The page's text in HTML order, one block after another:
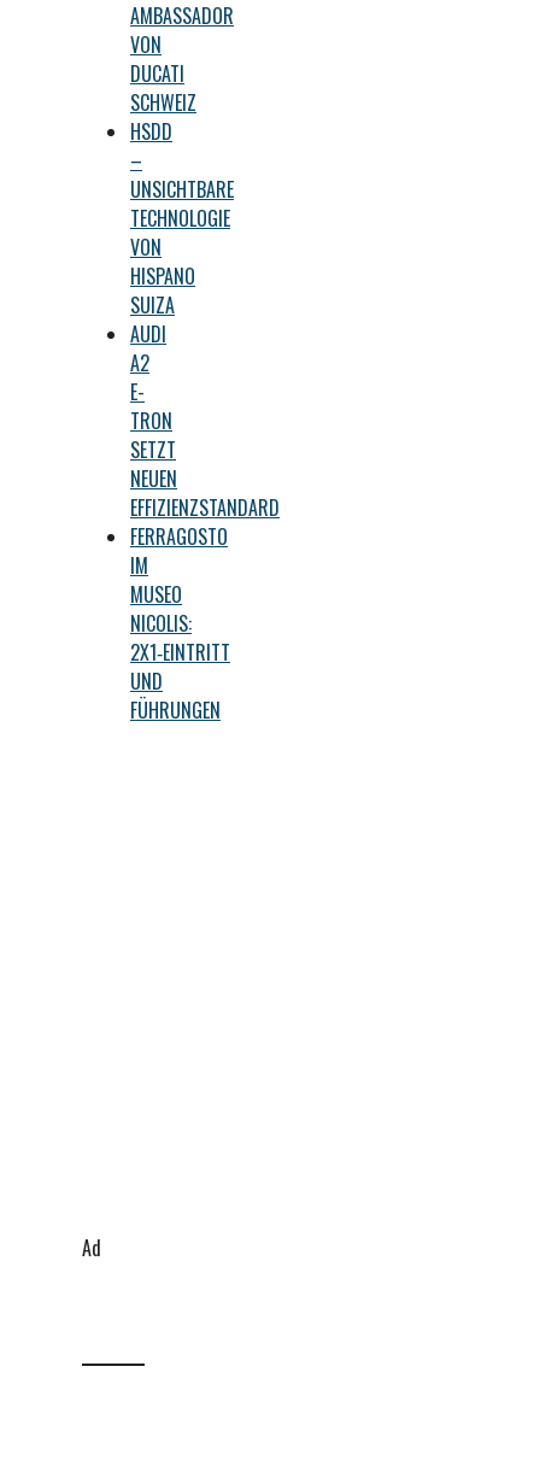
AMBASSADOR
VON
DUCATI
SCHWEIZ
HSDD
–
UNSICHTBARE
TECHNOLOGIE
VON
HISPANO
SUIZA
AUDI
A2
E-
TRON
SETZT
NEUEN
EFFIZIENZSTANDARD
FERRAGOSTO
IM
MUSEO
NICOLIS:
2X1‑EINTRITT
UND
FÜHRUNGEN
Ad